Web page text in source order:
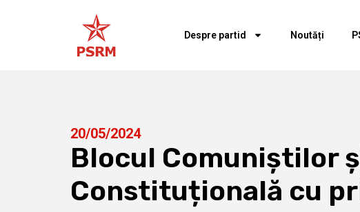
Despre partid Noutăți
20/05/2024
Blocul Comuniștilor
Constituțională cu